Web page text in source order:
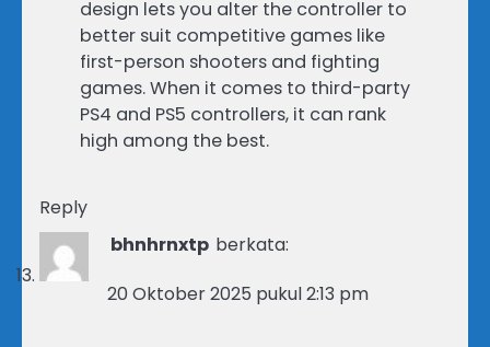
design lets you alter the controller to
better suit competitive games like
first-person shooters and fighting
games. When it comes to third-party
PS4 and PS5 controllers, it can rank
high among the best.
Reply
bhnhrnxtp berkata:
20 Oktober 2025 pukul 2:13 pm